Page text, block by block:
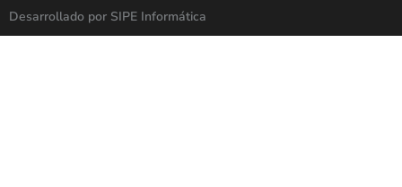
Desarrollado por SIPE Informática